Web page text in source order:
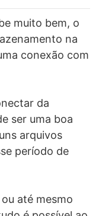
muito bem, o
na
conexão com
da
ser uma boa
arquivos
período de
até mesmo